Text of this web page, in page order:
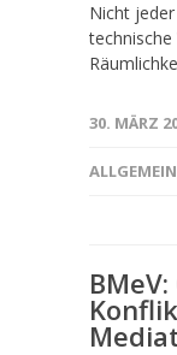
Nicht
technische
30. MÄRZ
ALLGEMEIN